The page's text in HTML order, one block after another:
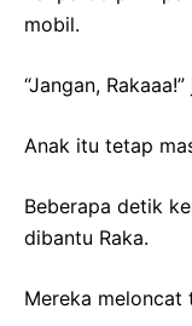
mobil.
“Jangan,
Anak itu tetap
Beberapa detik
dibantu Raka.
Mereka